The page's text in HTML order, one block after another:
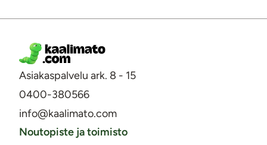
Asiakaspalvelu ark. 8 - 15
0400-380566
info@kaalimato.com
Noutopiste ja toimisto